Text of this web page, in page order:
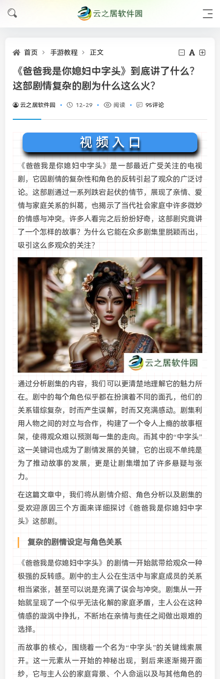
首页 手游教程 正文
《爸爸我是你媳妇中字头》到底讲了什么？
这部剧情复杂的剧为什么这么火？
云之居软件园 12-29 阅读 95评论
视 频 入 口
《爸爸我是你媳妇中字头》是一部最近广受关注的电视
剧，它因剧情的复杂性和角色的反转引起了观众的广泛讨
论。这部剧通过一系列跌宕起伏的情节，展现了亲情、爱
情与家庭关系的纠葛，也揭示了当代社会家庭中许多微妙
的情感与冲突。许多人看完之后纷纷好奇，这部剧究竟讲
了一个怎样的故事？为什么它能在众多剧集里脱颖而出，
吸引这么多观众的关注？
通过分析剧集的内容，我们可以更清楚地理解它的魅力所
在。剧中的每个角色似乎都在扮演着不同的面孔，他们的
关系错综复杂，时而产生误解，时而又充满感动。剧集利
用人物之间的对立与合作，构建了一个令人上瘾的故事框
架，使得观众难以预测每一集的走向。而其中的“中字头”
这一关键词也成为了剧情发展的关键，它的出现不单纯是
为了推动故事的发展，更是让剧集增加了许多悬疑与张
力。
在这篇文章中，我们将从剧情介绍、角色分析以及剧集的
受欢迎原因三个方面来详细探讨《爸爸我是你媳妇中字
头》这部剧。
复杂的剧情设定与角色关系
《爸爸我是你媳妇中字头》的剧情一开始就带给观众一种
极强的反转感。剧中的主人公在生活中与家庭成员的关系
相当紧张，甚至可以说是充满了误会与冲突。剧集从一开
始就呈现了一个似乎无法化解的家庭矛盾，主人公在这种
情感的漩涡中挣扎，不断地在亲情与责任之间做出艰难的
选择。
而故事的核心，围绕着一个名为“中字头”的关键线索展
开。这一元素从一开始的神秘出现，到后来逐渐揭开面
纱，它与主人公的家庭背景、个人命运以及与其他角色的